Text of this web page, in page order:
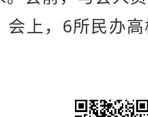
会上，6所民办